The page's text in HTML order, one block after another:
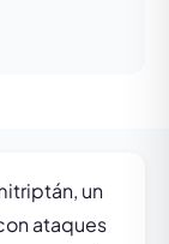
un
ataques